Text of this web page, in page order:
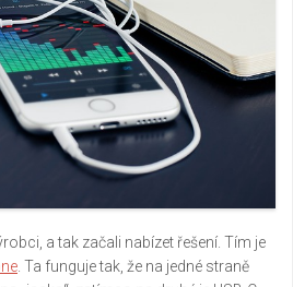
a tak začali nabízet řešení. Tím je
. Ta funguje tak, že na jedné straně